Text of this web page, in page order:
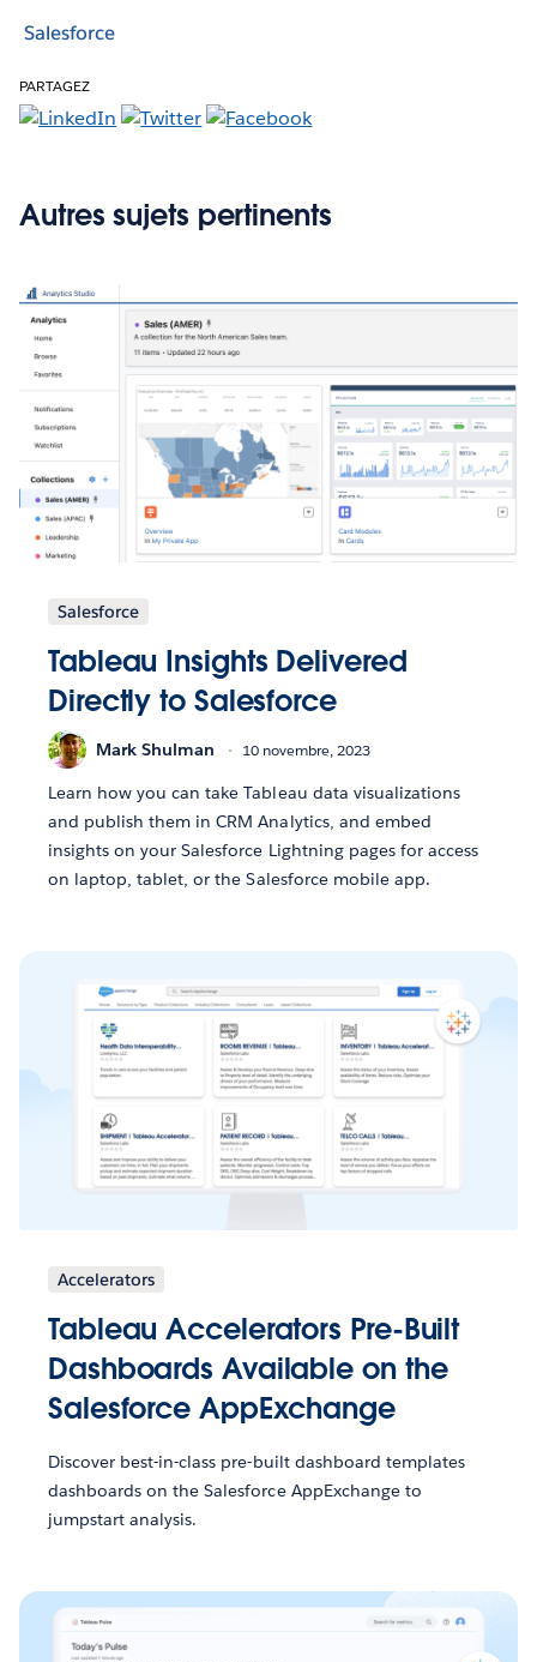
Salesforce
PARTAGEZ
Autres sujets pertinents
Salesforce
Tableau Insights Delivered
Directly to Salesforce
Mark Shulman 10 novembre, 2023
Learn how you can take Tableau data visualizations
and publish them in CRM Analytics, and embed
insights on your Salesforce Lightning pages for access
on laptop, tablet, or the Salesforce mobile app.
Accelerators
Tableau Accelerators Pre-Built
Dashboards Available on the
Salesforce AppExchange
Discover best-in-class pre-built dashboard templates
dashboards on the Salesforce AppExchange to
jumpstart analysis.